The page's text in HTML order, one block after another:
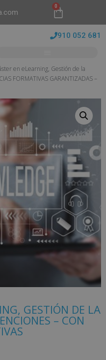
0
910 052 681
en eLearning, Gestión de la
FORMATIVAS GARANTIZADAS –
GESTIÓN DE LA
– CON